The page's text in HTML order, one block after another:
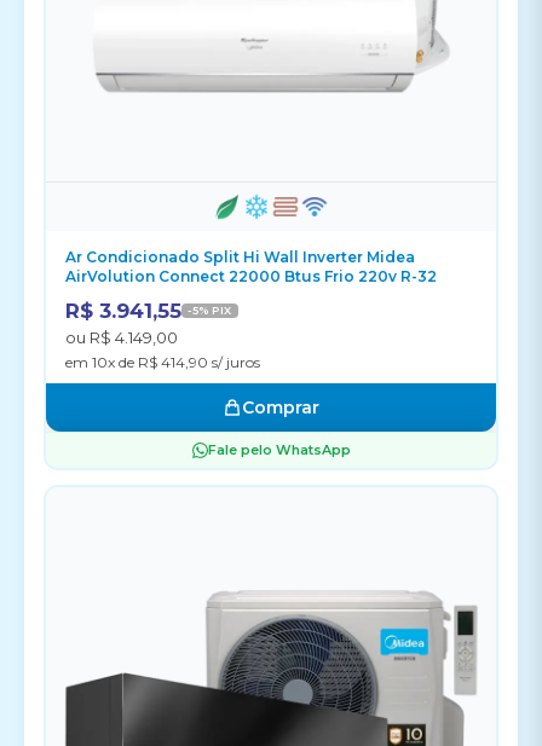
Ar Condicionado Split Hi Wall Inverter Midea
AirVolution Connect 22000 Btus Frio 220v R-32
R$ 3.941,55 -5% PIX
ou R$ 4.149,00
em 10x de R$ 414,90 s/ juros
Comprar
Fale pelo WhatsApp